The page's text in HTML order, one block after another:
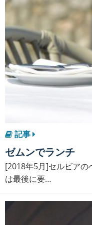
記事
ゼムンでランチ
[2018年5月]セルビア
は最後に要…